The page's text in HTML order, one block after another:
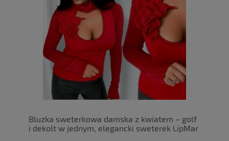
Bluzka sweterkowa damska z kwiatem – golf
i dekolt w jednym, elegancki sweterek LipMar